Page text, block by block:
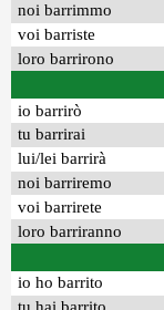
noi barrimmo
voi barriste
loro barrirono
io barrirò
tu barrirai
lui/lei barrirà
noi barriremo
voi barrirete
loro barriranno
io ho barrito